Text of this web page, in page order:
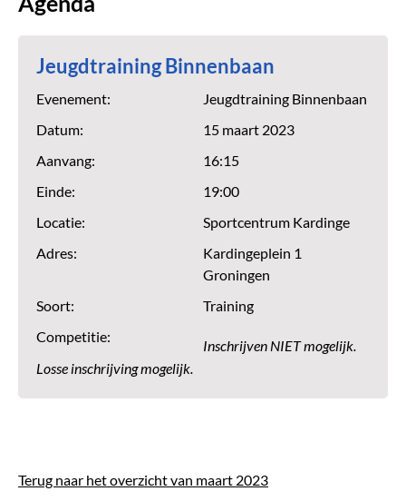
Jeugdtraining Binnenbaan
Evenement:
Jeugdtraining Binnenbaan
Datum:
15 maart 2023
Aanvang:
16:15
Einde:
19:00
Locatie:
Sportcentrum Kardinge
Adres:
Kardingeplein 1
Groningen
Soort:
Training
Competitie:
Inschrijven NIET mogelijk.
Losse inschrijving mogelijk.
Terug naar het overzicht van maart 2023